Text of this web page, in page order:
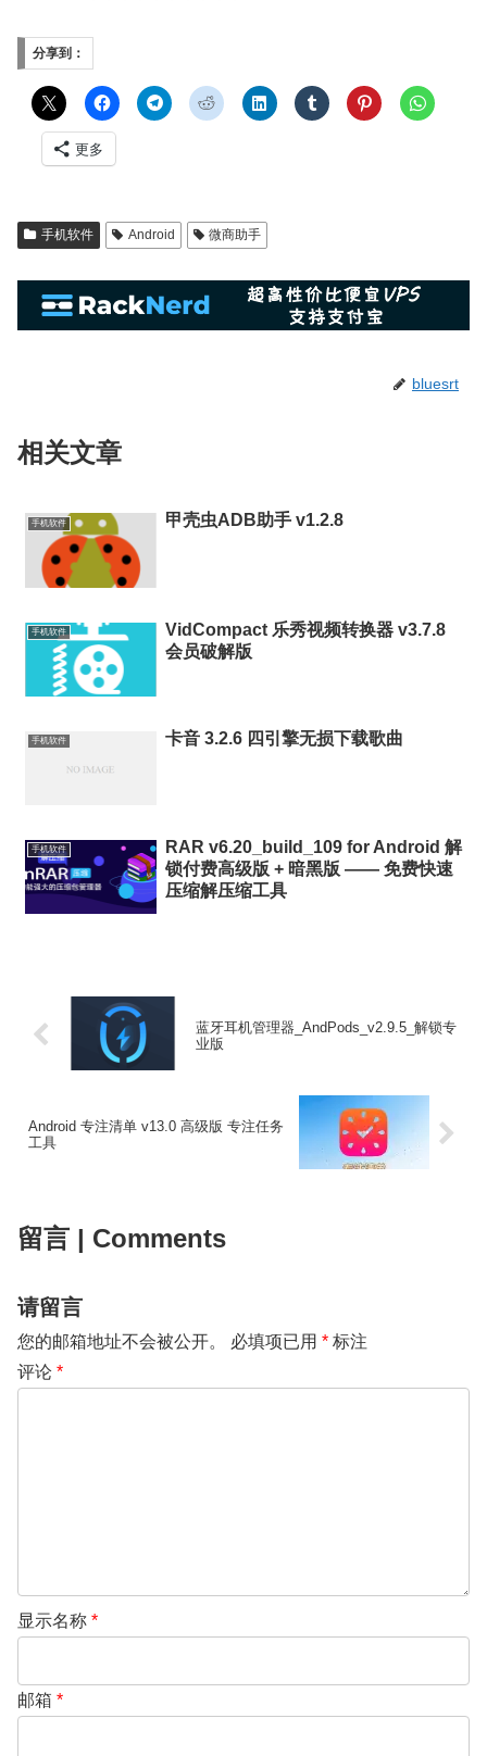
分享到：
更多
手机软件 Android 微商助手
bluesrt
相关文章
手机软件 甲壳虫ADB助手 v1.2.8
手机软件
VidCompact 乐秀视频转换器 v3.7.8
会员破解版
手机软件 卡音 3.2.6 四引擎无损下载歌曲
手机软件
RAR v6.20_build_109 for Android 解
锁付费高级版 + 暗黑版 —— 免费快速
压缩解压缩工具
蓝牙耳机管理器_AndPods_v2.9.5_解锁专
业版
Android 专注清单 v13.0 高级版 专注任务
工具
留言 | Comments
请留言
您的邮箱地址不会被公开。 必填项已用 * 标注
评论 *
显示名称 *
邮箱 *